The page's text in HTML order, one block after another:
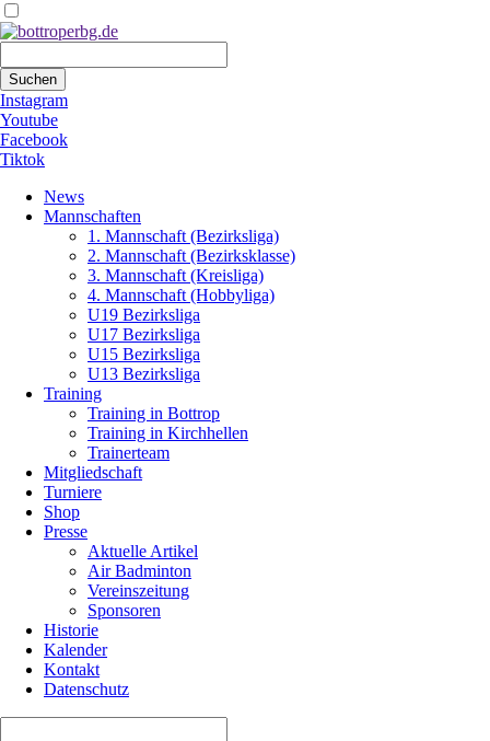
Suchen
Instagram
Youtube
Facebook
Tiktok
überspringen
News
Mannschaften
1. Mannschaft (Bezirksliga)
2. Mannschaft (Bezirksklasse)
3. Mannschaft (Kreisliga)
4. Mannschaft (Hobbyliga)
U19 Bezirksliga
U17 Bezirksliga
U15 Bezirksliga
U13 Bezirksliga
Training
Training in Bottrop
Training in Kirchhellen
Trainerteam
Mitgliedschaft
Turniere
Shop
Presse
Aktuelle Artikel
Air Badminton
Vereinszeitung
Sponsoren
Historie
Kalender
Kontakt
Datenschutz